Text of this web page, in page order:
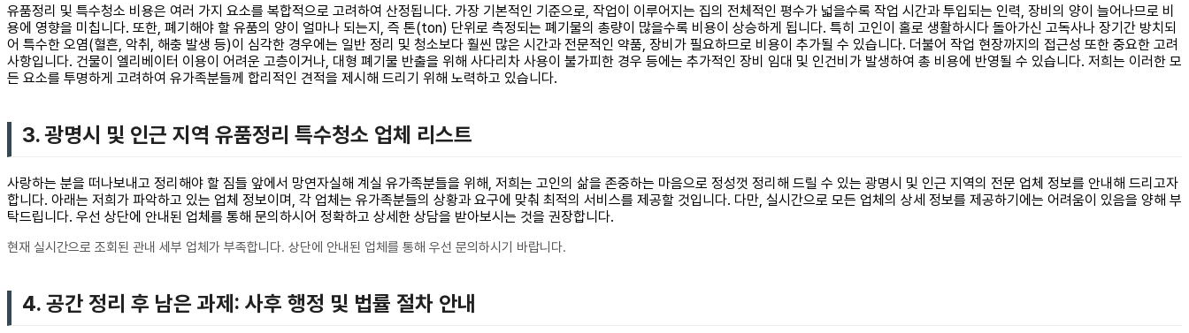
유품정리 및 특수청소 비용은 여러 가지 요소를 복합적으로 고려하여 산정됩니다. 가장 기본적인 기준으로, 작업이 이루어지는 집의 전체적인 평수가 넓을수록 작업 시간과 투입되는 인력, 장비의 양이 늘어나므로 비
용에 영향을 미칩니다. 또한, 폐기해야 할 유품의 양이 얼마나 되는지, 즉 톤(ton) 단위로 측정되는 폐기물의 총량이 많을수록 비용이 상승하게 됩니다. 특히 고인이 홀로 생활하시다 돌아가신 고독사나 장기간 방치되
어 특수한 오염(혈흔, 악취, 해충 발생 등)이 심각한 경우에는 일반 정리 및 청소보다 훨씬 많은 시간과 전문적인 약품, 장비가 필요하므로 비용이 추가될 수 있습니다. 더불어 작업 현장까지의 접근성 또한 중요한 고려
사항입니다. 건물이 엘리베이터 이용이 어려운 고층이거나, 대형 폐기물 반출을 위해 사다리차 사용이 불가피한 경우 등에는 추가적인 장비 임대 및 인건비가 발생하여 총 비용에 반영될 수 있습니다. 저희는 이러한 모
든 요소를 투명하게 고려하여 유가족분들께 합리적인 견적을 제시해 드리기 위해 노력하고 있습니다.
3. 광명시 및 인근 지역 유품정리 특수청소 업체 리스트
사랑하는 분을 떠나보내고 정리해야 할 짐들 앞에서 망연자실해 계실 유가족분들을 위해, 저희는 고인의 삶을 존중하는 마음으로 정성껏 정리해 드릴 수 있는 광명시 및 인근 지역의 전문 업체 정보를 안내해 드리고자
합니다. 아래는 저희가 파악하고 있는 업체 정보이며, 각 업체는 유가족분들의 상황과 요구에 맞춰 최적의 서비스를 제공할 것입니다. 다만, 실시간으로 모든 업체의 상세 정보를 제공하기에는 어려움이 있음을 양해 부
탁드립니다. 우선 상단에 안내된 업체를 통해 문의하시어 정확하고 상세한 상담을 받아보시는 것을 권장합니다.
현재 실시간으로 조회된 관내 세부 업체가 부족합니다. 상단에 안내된 업체를 통해 우선 문의하시기 바랍니다.
4. 공간 정리 후 남은 과제: 사후 행정 및 법률 절차 안내